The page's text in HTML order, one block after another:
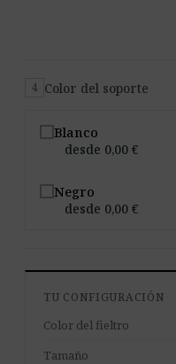
4 Color del soporte
Blanco
desde 0,00 €
Negro
desde 0,00 €
TU CONFIGURACIÓN
Color del fieltro
Tamaño